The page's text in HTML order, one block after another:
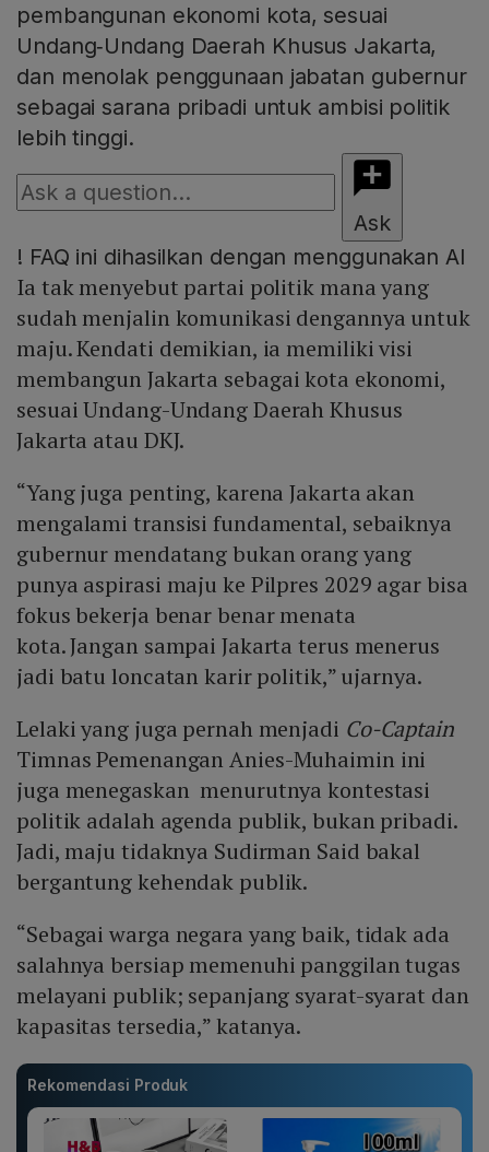
pembangunan ekonomi kota, sesuai
Undang‑Undang Daerah Khusus Jakarta,
dan menolak penggunaan jabatan gubernur
sebagai sarana pribadi untuk ambisi politik
lebih tinggi.
Ask
! FAQ ini dihasilkan dengan menggunakan AI
Ia tak menyebut partai politik mana yang
sudah menjalin komunikasi dengannya untuk
maju. Kendati demikian, ia memiliki visi
membangun Jakarta sebagai kota ekonomi,
sesuai Undang-Undang Daerah Khusus
Jakarta atau DKJ.
“Yang juga penting, karena Jakarta akan
mengalami transisi fundamental, sebaiknya
gubernur mendatang bukan orang yang
punya aspirasi maju ke Pilpres 2029 agar bisa
fokus bekerja benar benar menata
kota. Jangan sampai Jakarta terus menerus
jadi batu loncatan karir politik,” ujarnya.
Lelaki yang juga pernah menjadi Co-Captain
Timnas Pemenangan Anies-Muhaimin ini
juga menegaskan menurutnya kontestasi
politik adalah agenda publik, bukan pribadi.
Jadi, maju tidaknya Sudirman Said bakal
bergantung kehendak publik.
“Sebagai warga negara yang baik, tidak ada
salahnya bersiap memenuhi panggilan tugas
melayani publik; sepanjang syarat-syarat dan
kapasitas tersedia,” katanya.
Rekomendasi Produk